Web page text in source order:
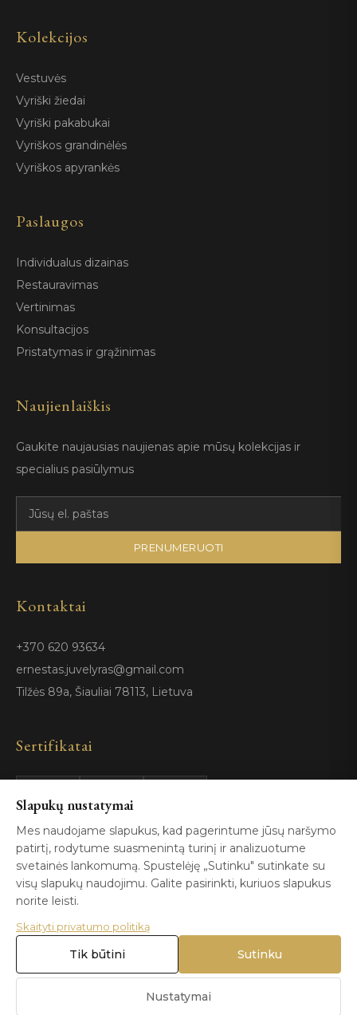
Kolekcijos
Vestuvės
Vyriški žiedai
Vyriški pakabukai
Vyriškos grandinėlės
Vyriškos apyrankės
Paslaugos
Individualus dizainas
Restauravimas
Vertinimas
Konsultacijos
Pristatymas ir grąžinimas
Naujienlaiškis
Gaukite naujausias naujienas apie mūsų kolekcijas ir
specialius pasiūlymus
PRENUMERUOTI
Kontaktai
+370 620 93634
ernestas.juvelyras@gmail.com
Tilžės 89a, Šiauliai 78113, Lietuva
Sertifikatai
GIA
Certified
ISO 9001
© 2026 Blizga.lt. Visos teisės saugomos. |
Slapukų nustatymai
Mes naudojame slapukus, kad pagerintume jūsų naršymo
patirtį, rodytume suasmenintą turinį ir analizuotume
svetainės lankomumą. Spustelėję „Sutinku" sutinkate su
visų slapukų naudojimu. Galite pasirinkti, kuriuos slapukus
norite leisti.
Skaityti privatumo politiką
Nustatymai
Tik būtini Sutinku